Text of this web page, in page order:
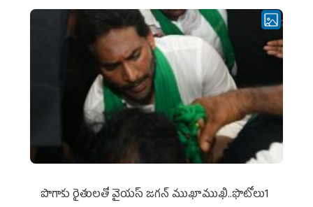
పొగాకు రైతుల‌తో వైయ‌స్ జ‌గ‌న్ ముఖాముఖి..ఫొటోలు1